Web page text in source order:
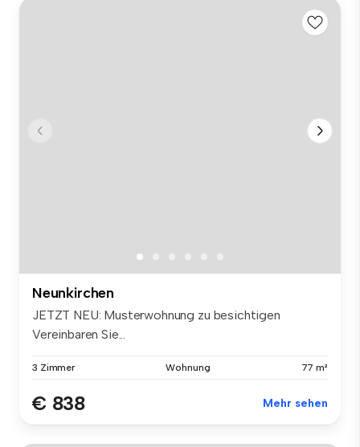
Neunkirchen
JETZT NEU: Musterwohnung zu besichtigen
Vereinbaren Sie...
3 Zimmer Wohnung 77 m²
€ 838 Mehr sehen